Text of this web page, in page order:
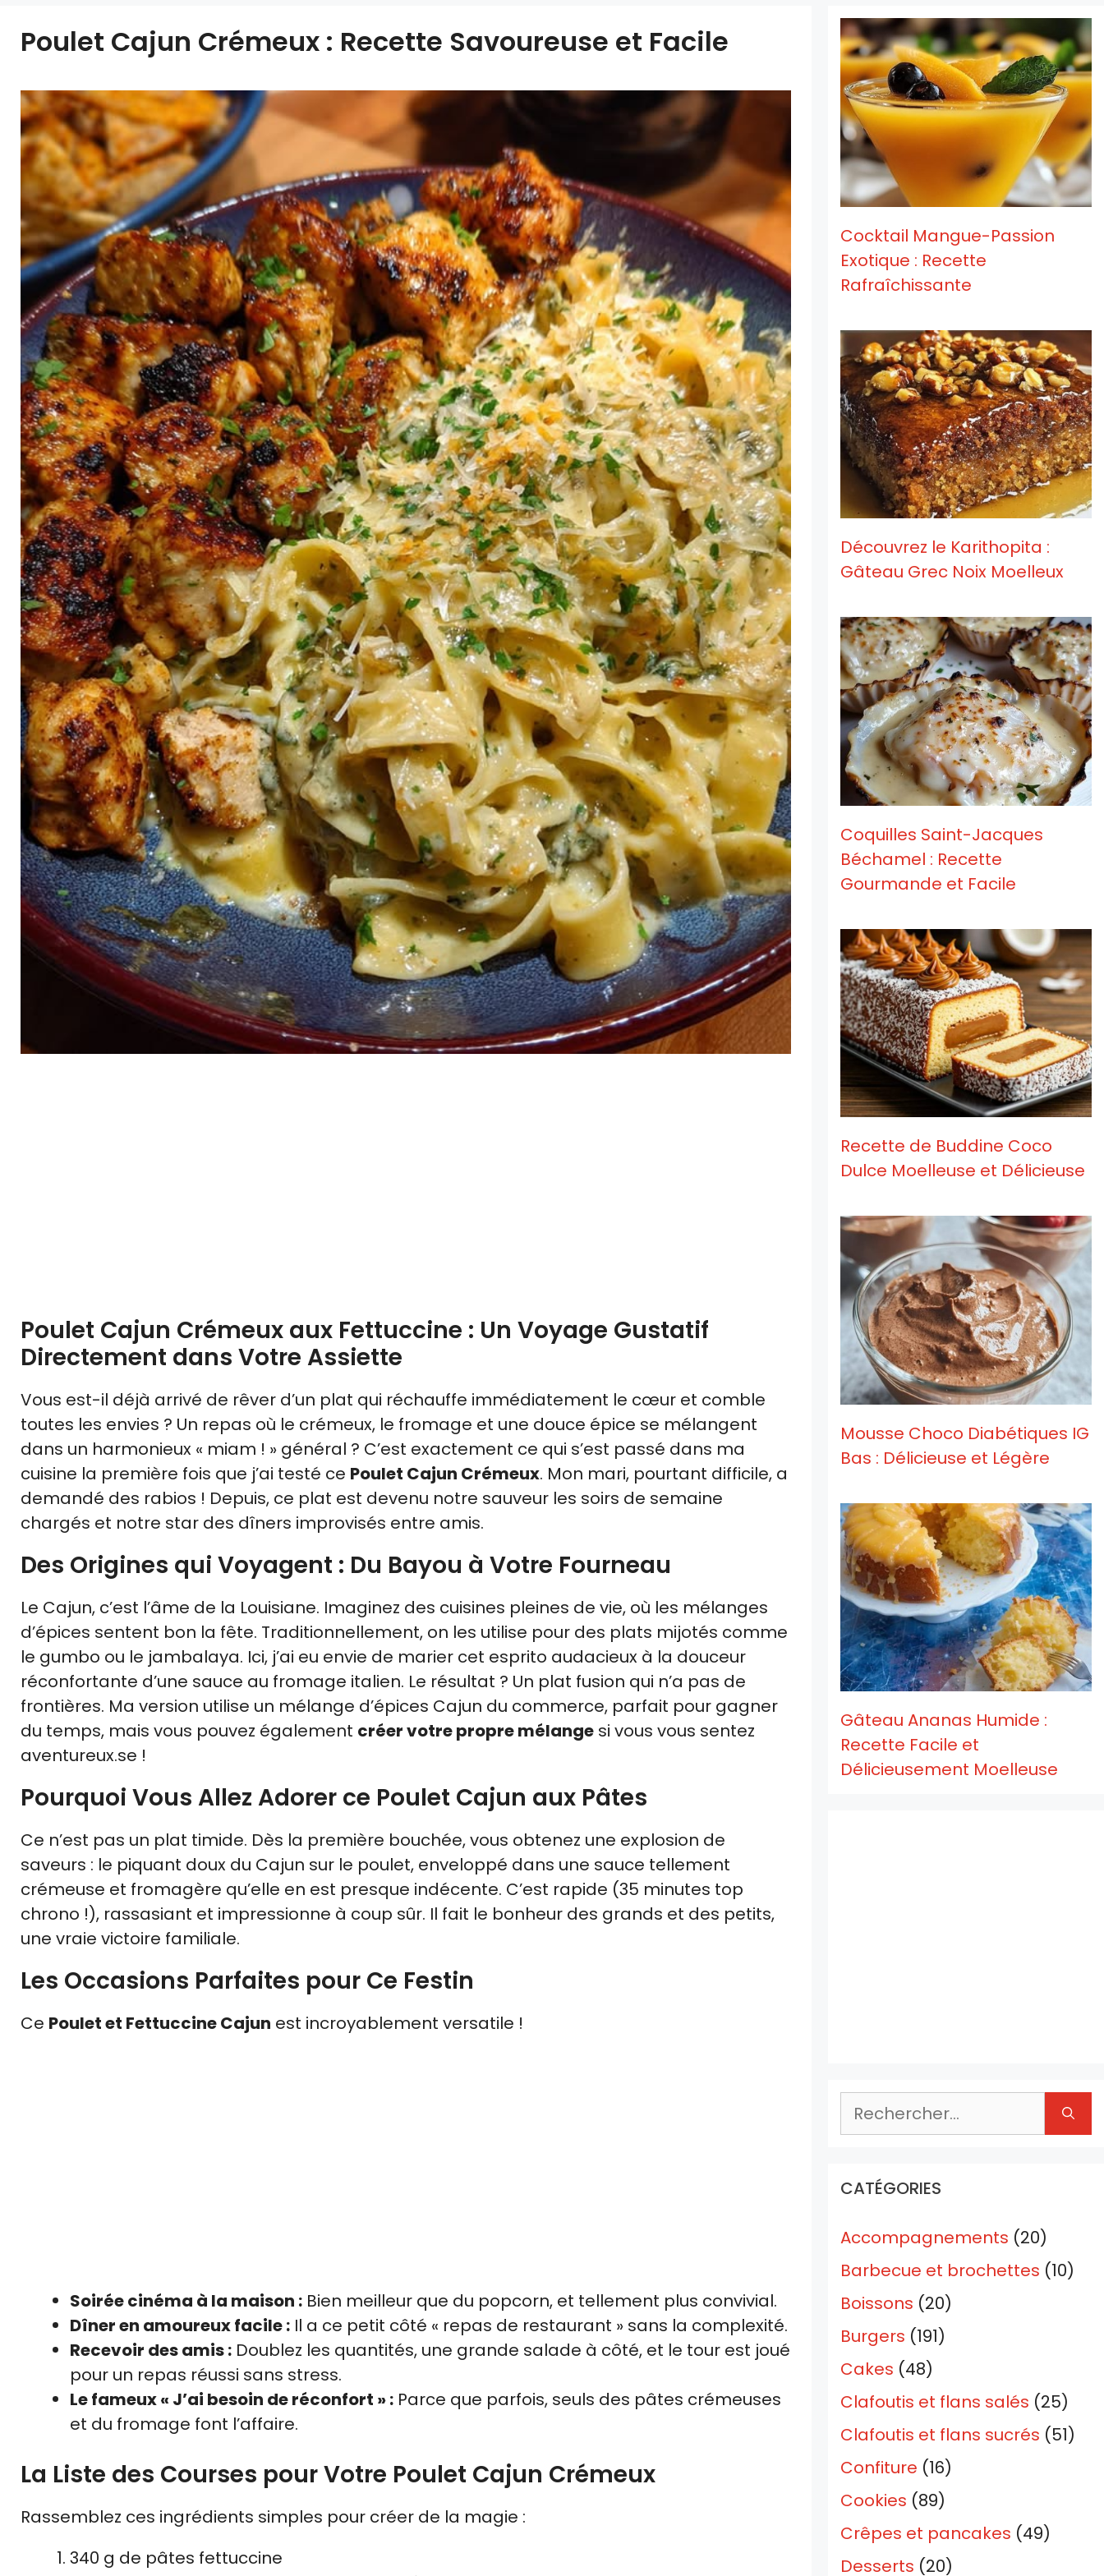
Poulet Cajun Crémeux : Recette Savoureuse et Facile
Poulet Cajun Crémeux aux Fettuccine : Un Voyage Gustatif
Directement dans Votre Assiette
Vous est-il déjà arrivé de rêver d’un plat qui réchauffe immédiatement le cœur et comble
toutes les envies ? Un repas où le crémeux, le fromage et une douce épice se mélangent
dans un harmonieux « miam ! » général ? C’est exactement ce qui s’est passé dans ma
cuisine la première fois que j’ai testé ce Poulet Cajun Crémeux. Mon mari, pourtant difficile, a
demandé des rabios ! Depuis, ce plat est devenu notre sauveur les soirs de semaine
chargés et notre star des dîners improvisés entre amis.
Des Origines qui Voyagent : Du Bayou à Votre Fourneau
Le Cajun, c’est l’âme de la Louisiane. Imaginez des cuisines pleines de vie, où les mélanges
d’épices sentent bon la fête. Traditionnellement, on les utilise pour des plats mijotés comme
le gumbo ou le jambalaya. Ici, j’ai eu envie de marier cet esprito audacieux à la douceur
réconfortante d’une sauce au fromage italien. Le résultat ? Un plat fusion qui n’a pas de
frontières. Ma version utilise un mélange d’épices Cajun du commerce, parfait pour gagner
du temps, mais vous pouvez également créer votre propre mélange si vous vous sentez
aventureux.se !
Pourquoi Vous Allez Adorer ce Poulet Cajun aux Pâtes
Ce n’est pas un plat timide. Dès la première bouchée, vous obtenez une explosion de
saveurs : le piquant doux du Cajun sur le poulet, enveloppé dans une sauce tellement
crémeuse et fromagère qu’elle en est presque indécente. C’est rapide (35 minutes top
chrono !), rassasiant et impressionne à coup sûr. Il fait le bonheur des grands et des petits,
une vraie victoire familiale.
Les Occasions Parfaites pour Ce Festin
Ce Poulet et Fettuccine Cajun est incroyablement versatile !
Soirée cinéma à la maison : Bien meilleur que du popcorn, et tellement plus convivial.
Dîner en amoureux facile : Il a ce petit côté « repas de restaurant » sans la complexité.
Recevoir des amis : Doublez les quantités, une grande salade à côté, et le tour est joué
pour un repas réussi sans stress.
Le fameux « J’ai besoin de réconfort » : Parce que parfois, seuls des pâtes crémeuses
et du fromage font l’affaire.
La Liste des Courses pour Votre Poulet Cajun Crémeux
Rassemblez ces ingrédients simples pour créer de la magie :
340 g de pâtes fettuccine
Cocktail Mangue-Passion
Exotique : Recette
Rafraîchissante
Découvrez le Karithopita :
Gâteau Grec Noix Moelleux
Coquilles Saint-Jacques
Béchamel : Recette
Gourmande et Facile
Recette de Buddine Coco
Dulce Moelleuse et Délicieuse
Mousse Choco Diabétiques IG
Bas : Délicieuse et Légère
Gâteau Ananas Humide :
Recette Facile et
Délicieusement Moelleuse
Rechercher :
CATÉGORIES
Accompagnements (20)
Barbecue et brochettes (10)
Boissons (20)
Burgers (191)
Cakes (48)
Clafoutis et flans salés (25)
Clafoutis et flans sucrés (51)
Confiture (16)
Cookies (89)
Crêpes et pancakes (49)
Desserts (20)